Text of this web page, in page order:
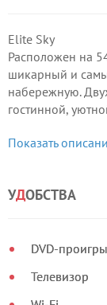
Elite Sky
Расположен на
шикарный и
набережную.
гостинной,
столом
Показать
УДОБСТВА
DVD-
Телевизор